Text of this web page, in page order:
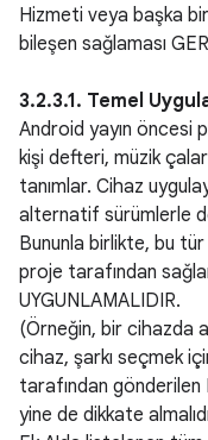
Hizmeti veya başka bir
bileşen sağlaması
3.2.3.1. Temel
Android yayın öncesi
kişi defteri, müzik
tanımlar. Cihaz
alternatif sürümlerle
Bununla birlikte, bu
proje tarafından
UYGUNLAMALIDIR.
(Örneğin, bir cihazda
cihaz, şarkı seçmek
tarafından gönderilen
yine de dikkate